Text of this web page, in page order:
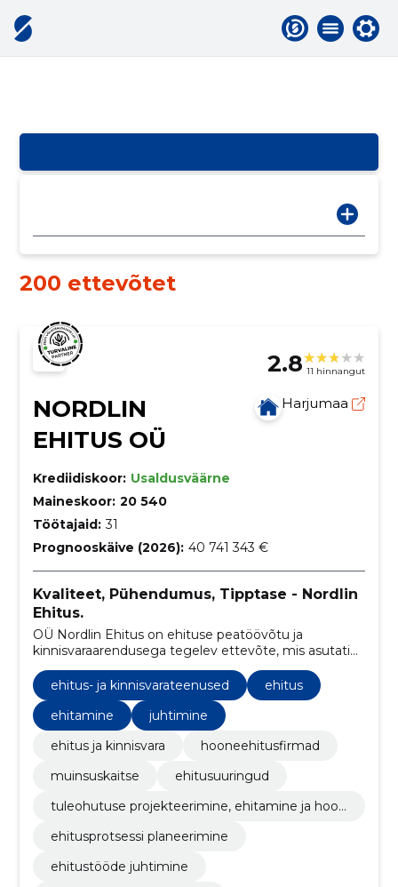
200 ettevõtet
2.8 11 hinnangut
NORDLIN
EHITUS OÜ
Harjumaa
Krediidiskoor: Usaldusväärne
Maineskoor: 20 540
Töötajaid: 31
Prognooskäive (2026): 40 741 343 €
Kvaliteet, Pühendumus, Tipptase - Nordlin
Ehitus.
OÜ Nordlin Ehitus on ehituse peatöövõtu ja
kinnisvaraarendusega tegelev ettevõte, mis asutati
2010. aastal. Neljateistkümne tegutsemisaasta
jooksul oleme kasvanud üheks turu juhtivaks
ettevõtteks Eestis.
ehitus- ja kinnisvarateenused
ehitus
ehitamine
juhtimine
ehitus ja kinnisvara
hooneehitusfirmad
muinsuskaitse
ehitusuuringud
tuleohutuse projekteerimine, ehitamine ja hool
ehitusprotsessi planeerimine
ehitustööde juhtimine